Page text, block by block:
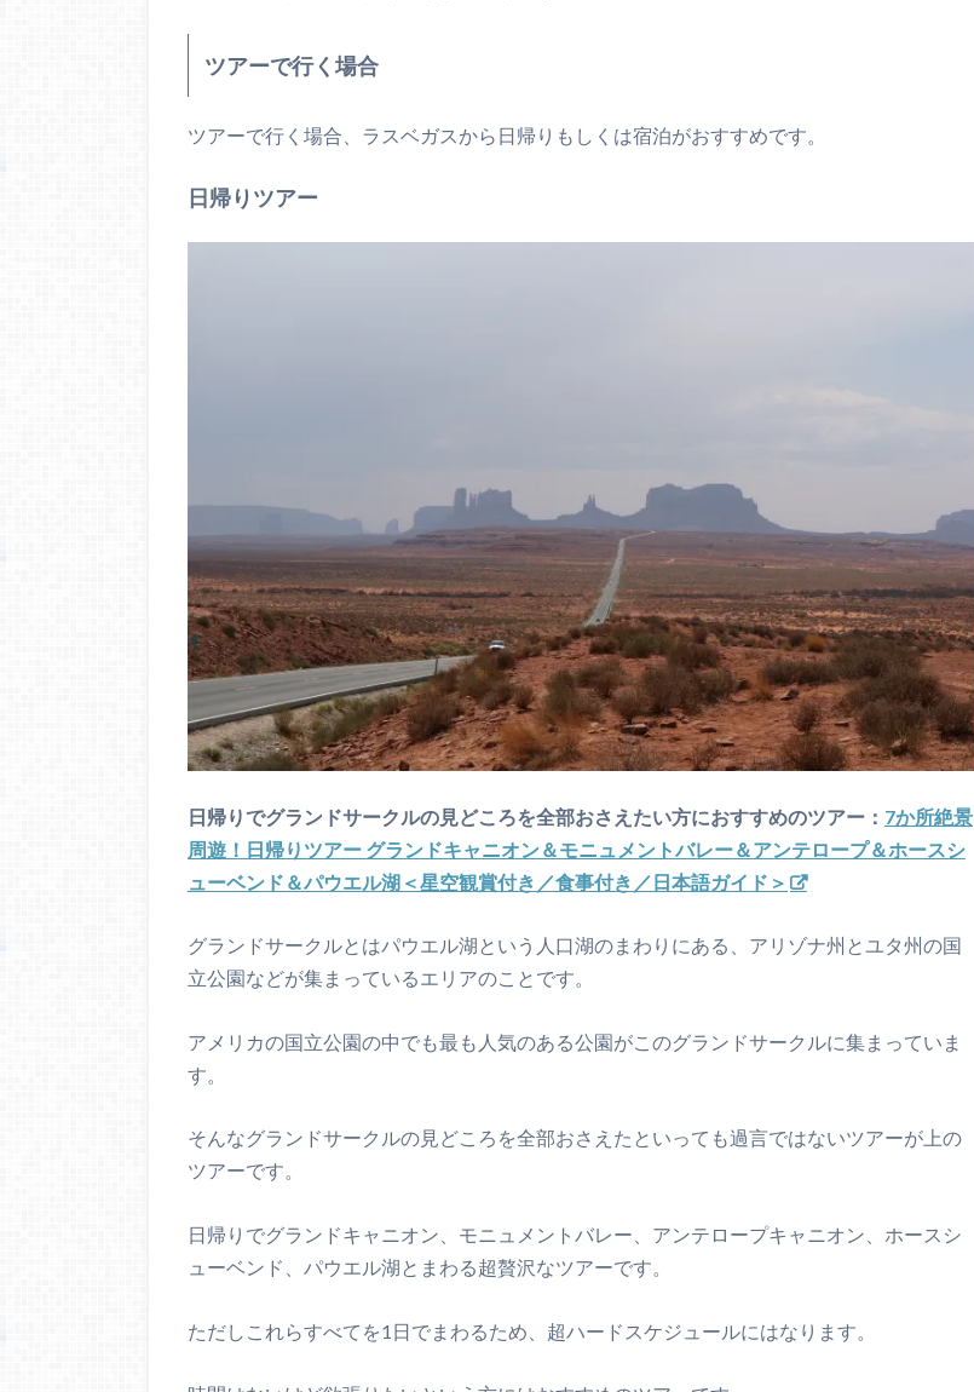
ツアーで行く場合
ツアーで行く場合、ラスベガスから日帰りもしくは宿泊がおすすめです。
日帰りツアー
日帰りでグランドサークルの見どころを全部おさえたい方におすすめのツアー： 7か所絶景
周遊！日帰りツアー グランドキャニオン＆モニュメントバレー＆アンテロープ＆ホースシ
ューベンド＆パウエル湖＜星空観賞付き／食事付き／日本語ガイド＞
グランドサークルとはパウエル湖という人口湖のまわりにある、アリゾナ州とユタ州の国
立公園などが集まっているエリアのことです。
アメリカの国立公園の中でも最も人気のある公園がこのグランドサークルに集まっていま
す。
そんなグランドサークルの見どころを全部おさえたといっても過言ではないツアーが上の
ツアーです。
日帰りでグランドキャニオン、モニュメントバレー、アンテロープキャニオン、ホースシ
ューベンド、パウエル湖とまわる超贅沢なツアーです。
ただしこれらすべてを1日でまわるため、超ハードスケジュールにはなります。